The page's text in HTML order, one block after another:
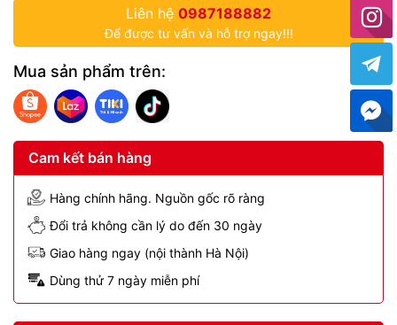
Liên hệ 0987188882
Để được tư vấn và hỗ trợ ngay!!!
Mua sản phẩm trên:
Cam kết bán hàng
Hàng chính hãng. Nguồn gốc rõ ràng
Đổi trả không cần lý do đến 30 ngày
Giao hàng ngay (nội thành Hà Nội)
Dùng thử 7 ngày miễn phí